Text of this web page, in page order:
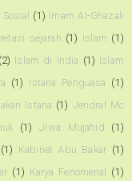
(1) Imam Al-Ghazali
sejarah (1) Islam (1)
(2) Islam di India (1) Islam
(1) Istana Penguasa (1)
Istana (1) Jendral Mc
(1) Jiwa Mujahid
(1)
(1) Kabinet Abu Bakar (1)
(1) Karya Fenomenal
(1)